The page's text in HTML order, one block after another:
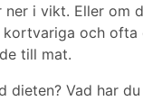
i vikt. Eller om
och ofta
till mat.
dieten? Vad har